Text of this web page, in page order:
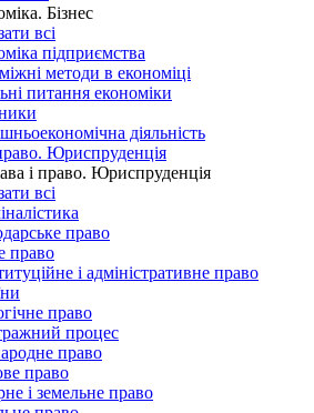
Бізнес
всі
підприємства
методи в економіці
питання економіки
діяльність
Юриспруденція
і право. Юриспруденція
всі
право
право
і адміністративне право
право
процес
право
право
і земельне право